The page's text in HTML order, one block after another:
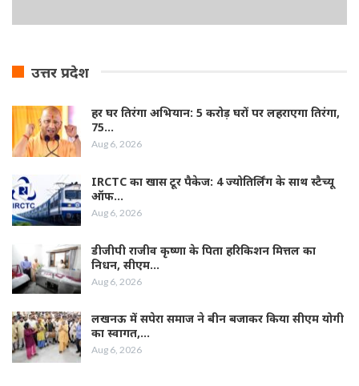
उत्तर प्रदेश
हर घर तिरंगा अभियान: 5 करोड़ घरों पर लहराएगा तिरंगा,
75…
Aug 6, 2026
IRCTC का खास टूर पैकेज: 4 ज्योतिर्लिंग के साथ स्टैच्यू
ऑफ…
Aug 6, 2026
डीजीपी राजीव कृष्णा के पिता हरिकिशन मित्तल का
निधन, सीएम…
Aug 6, 2026
लखनऊ में सपेरा समाज ने बीन बजाकर किया सीएम योगी
का स्वागत,…
Aug 6, 2026